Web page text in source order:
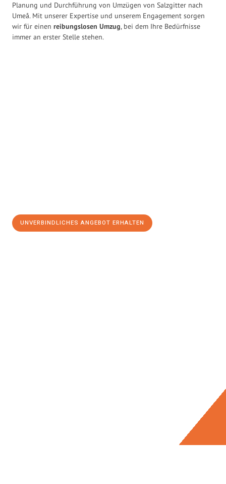
Planung und Durchführung von Umzügen von Salzgitter nach
Umeå. Mit unserer Expertise und unserem Engagement sorgen
wir für einen reibungslosen Umzug, bei dem Ihre Bedürfnisse
immer an erster Stelle stehen.
UNVERBINDLICHES ANGEBOT ERHALTEN